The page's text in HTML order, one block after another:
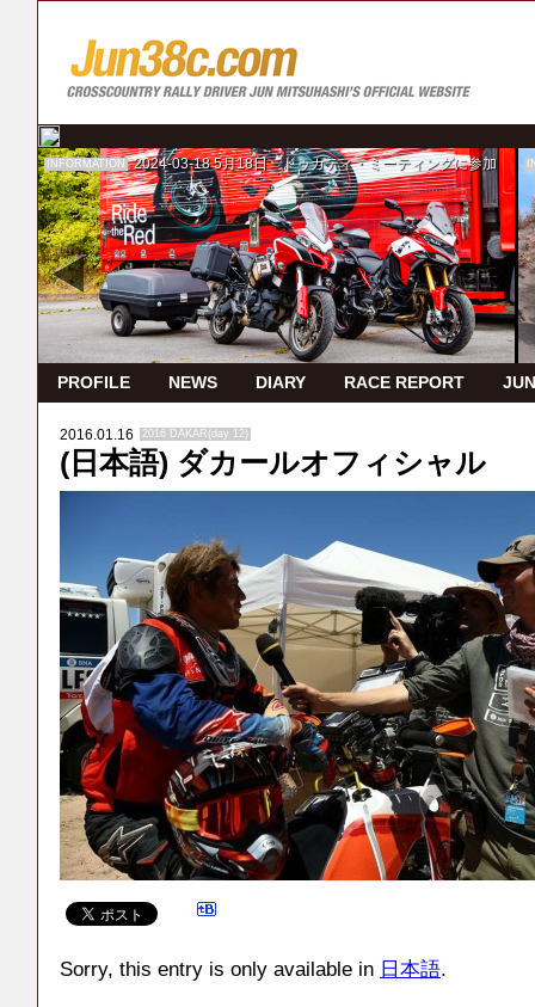
INFORMATION 2024-03-18 5月18日 ドゥカティ・ミーティングに参加
PROFILE NEWS DIARY RACE REPORT
2016.01.16 2016 DAKAR(day 12)
(日本語) ダカールオフィシャル
Sorry, this entry is only available in 日本語.